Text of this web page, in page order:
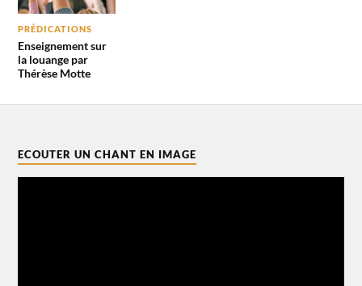
PRÉDICATIONS
Enseignement sur
la louange par
Thérèse Motte
ECOUTER UN CHANT EN IMAGE